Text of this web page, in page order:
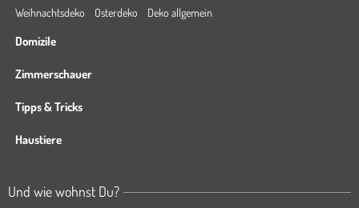
Weihnachtsdeko Osterdeko Deko allgemein
Domizile
Zimmerschauer
Tipps & Tricks
Haustiere
Und wie wohnst Du?